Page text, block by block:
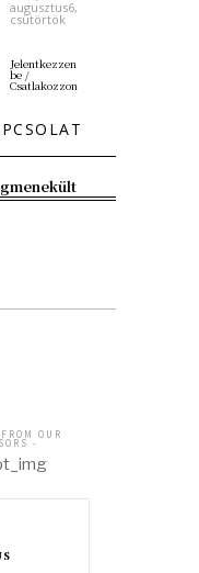
augusztus6,
csütörtök
Jelentkezzen
be /
Csatlakozzon
OUR
-